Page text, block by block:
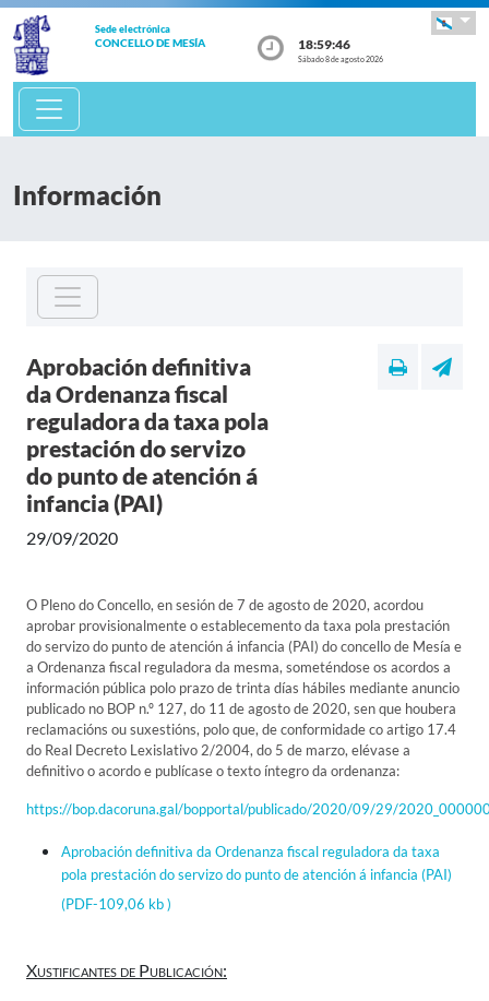
Sede electrónica
CONCELLO DE MESÍA 18:59:46
Sábado 8 de agosto 2026
Información
Aprobación definitiva
da Ordenanza fiscal
reguladora da taxa pola
prestación do servizo
do punto de atención á
infancia (PAI)
29/09/2020
O Pleno do Concello, en sesión de 7 de agosto de 2020, acordou
aprobar provisionalmente o establecemento da taxa pola prestación
do servizo do punto de atención á infancia (PAI) do concello de Mesía e
a Ordenanza fiscal reguladora da mesma, someténdose os acordos a
información pública polo prazo de trinta días hábiles mediante anuncio
publicado no BOP n.º 127, do 11 de agosto de 2020, sen que houbera
reclamacións ou suxestións, polo que, de conformidade co artigo 17.4
do Real Decreto Lexislativo 2/2004, do 5 de marzo, elévase a
definitivo o acordo e publícase o texto íntegro da ordenanza:
https://bop.dacoruna.gal/bopportal/publicado/2020/09/29/
Aprobación definitiva da Ordenanza fiscal reguladora da taxa
pola prestación do servizo do punto de atención á infancia (PAI)
(PDF-109,06 kb )
Xustificantes de Publicación: